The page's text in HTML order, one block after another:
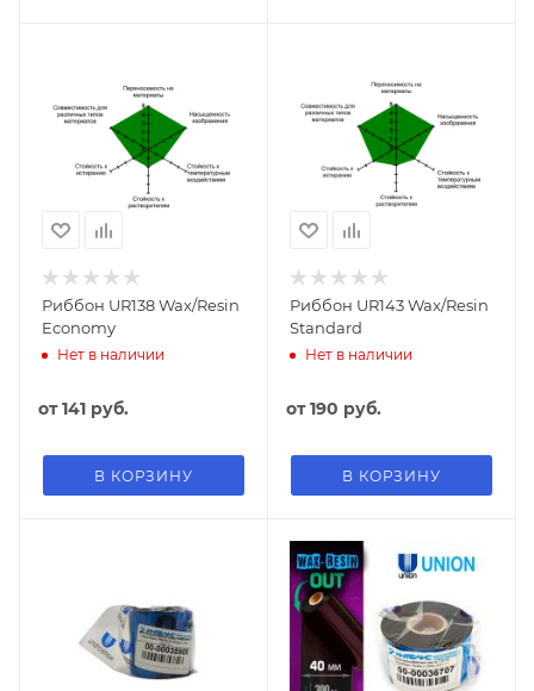
Риббон UR138 Wax/Resin
Economy
Нет в наличии
от141 руб.
В КОРЗИНУ
Риббон UR143 Wax/Resin
Standard
Нет в наличии
от190 руб.
В КОРЗИНУ